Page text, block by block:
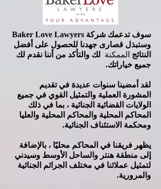
سوف تدعمك شركة Baker Love Lawyers
وستبذل قصارى جهدنا للحصول على أفضل
النتائج الممكنة لك والتأكد من أننا نقدم لك
جميع خياراتك.
لقد أمضينا سنوات عديدة في تقديم
المشورة العملية والتمثيل القوي في جميع
الولايات القضائية الجنائية ، بما في ذلك
المحاكم المحلية والمحاكم المحلية والعليا
ومحكمة الاستئناف الجنائية.
يظهر فريقنا في المحاكم محليًا ، بالإضافة
إلى منطقة هنتر والساحل الأوسط وسيدني
لتمثيل عملائنا في مختلف الجرائم الجنائية
والمرورية.